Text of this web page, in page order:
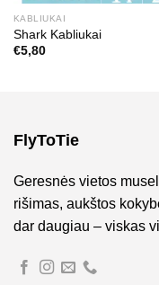
KABLIUKAI
Shark Kabliukai
€5,80
FlyToTie
Geresnės vietos
rišimas, aukštos
dar daugiau – viskas